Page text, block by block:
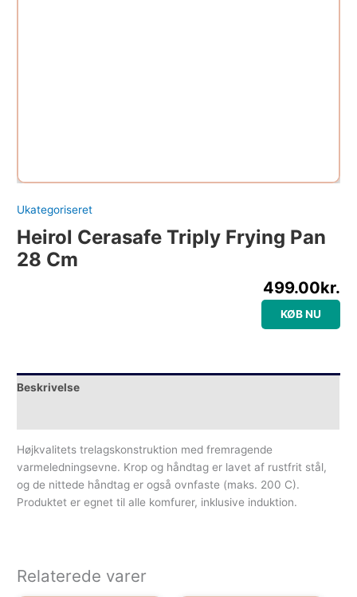
Ukategoriseret
Heirol Cerasafe Triply Frying Pan
28 Cm
499.00kr.
KØB NU
Beskrivelse
Højkvalitets trelagskonstruktion med fremragende
varmeledningsevne. Krop og håndtag er lavet af rustfrit stål,
og de nittede håndtag er også ovnfaste (maks. 200 C).
Produktet er egnet til alle komfurer, inklusive induktion.
Relaterede varer